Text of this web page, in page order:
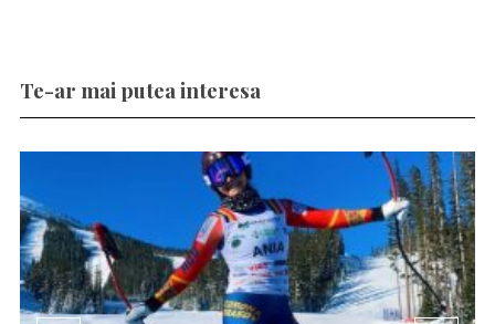
Te-ar mai putea interesa